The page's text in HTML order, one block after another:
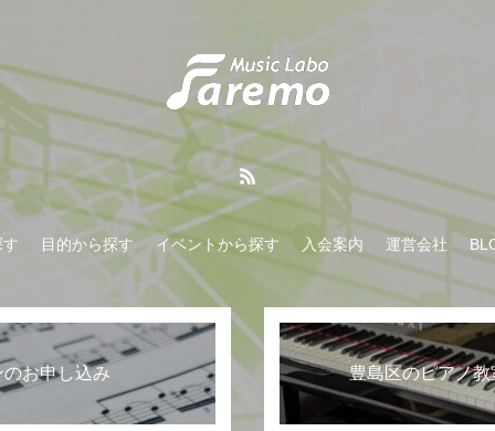
目的から探す イベントから探す 入会案内 運営会社
お申し込み 豊島区のピアノ